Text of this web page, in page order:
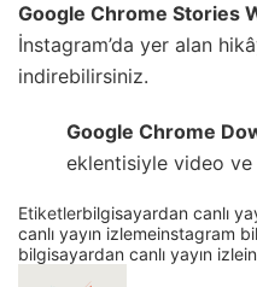
Google Chrome Stories
İnstagram’da yer alan
indirebilirsiniz.
Google Chrome
eklentisiyle video
Etiketlerbilgisayardan canlı
canlı yayın izlemeinstagram
bilgisayardan canlı yayın izle